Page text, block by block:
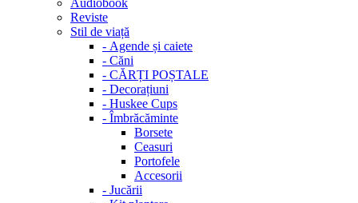
Audiobook
Reviste
Stil de viață
- Agende și caiete
- Căni
- CĂRȚI POȘTALE
- Decorațiuni
- Huskee Cups
- Îmbrăcăminte
Borsete
Ceasuri
Portofele
Accesorii
- Jucării